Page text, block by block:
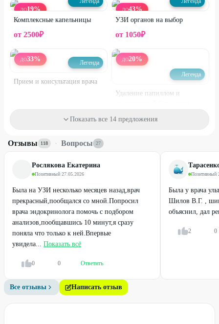
ДО19%
Комплексные капельницы
от 2500₽
ДО43%
УЗИ органов на выбор
от 1050₽
ДО33% Легенда
Прием и консультация врача
ДО20%
Легенда
Удаление папиллом и
25%
Легенда
Иглорефлексотерапия всего
тела
1500₽
33%
Лента ЭКГ без расшифровки
400₽
Показать все 14 предложения
Отзывы 118 · Вопросы 27
Рослякова Екатерина
Позитивный·27.05.2026
Была на УЗИ несколько месяцев назад,врач
прекрасный,пообщался со мной.Попросил
врача эндокринолога помочь с подбором
анализов,пообщавшись 10 минут,я сразу
поняла что только к ней.Впервые
увидела... Показать всё
0 0 Ответить
Позитивный·
Была у врача
Шилов В.Г. ,
объяснил, дал
2 0
Все отзывы Написать отзыв